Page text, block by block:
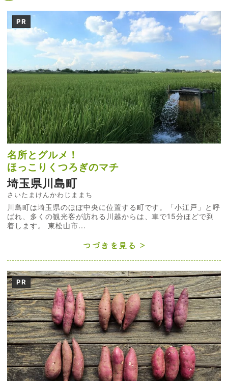
PR
名所とグルメ！
ほっこりくつろぎのマチ
埼玉県川島町
さいたまけんかわじままち
川島町は埼玉県のほぼ中央に位置する町です。「小江戸」と呼
ばれ、多くの観光客が訪れる川越からは、車で15分ほどで到
着します。 東松山市...
つづきを見る
PR